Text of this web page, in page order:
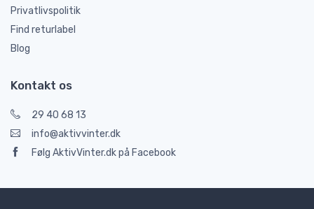
Privatlivspolitik
Find returlabel
Blog
Kontakt os
29 40 68 13
info@aktivvinter.dk
Følg AktivVinter.dk på Facebook